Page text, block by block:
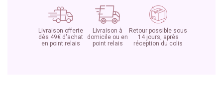
Livraison offerte
dès 49€ d'achat
en point relais
Livraison à
domicile ou en
point relais
Retour possible sous
14 jours, après
réception du colis